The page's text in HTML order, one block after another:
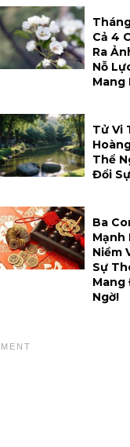
Cả 4
Ra
Nỗ
Mang
Tử Vi
Thể
Đổi
Ba
Mạnh
Niềm
Sự
Mang
Ngờ!